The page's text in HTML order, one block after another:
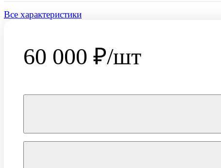
Все характеристики
60 000 ₽/шт